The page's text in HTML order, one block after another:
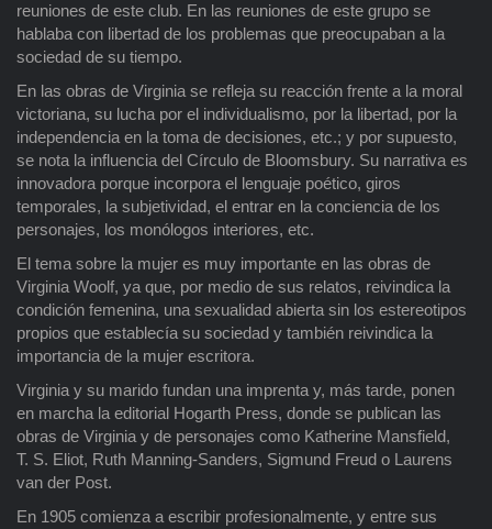
reuniones de este club. En las reuniones de este grupo se
hablaba con libertad de los problemas que preocupaban a la
sociedad de su tiempo.
En las obras de Virginia se refleja su reacción frente a la moral
victoriana, su lucha por el individualismo, por la libertad, por la
independencia en la toma de decisiones, etc.; y por supuesto,
se nota la influencia del Círculo de Bloomsbury. Su narrativa es
innovadora porque incorpora el lenguaje poético, giros
temporales, la subjetividad, el entrar en la conciencia de los
personajes, los monólogos interiores, etc.
El tema sobre la mujer es muy importante en las obras de
Virginia Woolf, ya que, por medio de sus relatos, reivindica la
condición femenina, una sexualidad abierta sin los estereotipos
propios que establecía su sociedad y también reivindica la
importancia de la mujer escritora.
Virginia y su marido fundan una imprenta y, más tarde, ponen
en marcha la editorial Hogarth Press, donde se publican las
obras de Virginia y de personajes como Katherine Mansfield,
T. S. Eliot, Ruth Manning-Sanders, Sigmund Freud o Laurens
van der Post.
En 1905 comienza a escribir profesionalmente, y entre sus